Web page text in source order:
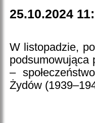
25.10.2024
W listopadzie,
podsumowująca
–
Żydów